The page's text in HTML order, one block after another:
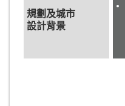
規劃及城市
設計背景